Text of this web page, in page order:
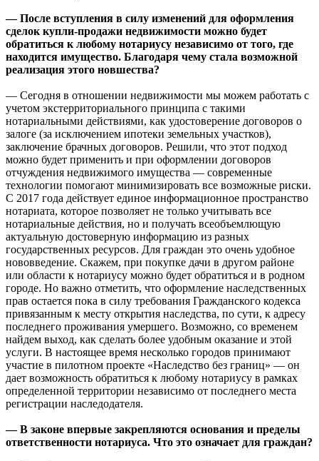
— После вступления в силу изменений для оформления
сделок купли-продажи недвижимости можно будет
обратиться к любому нотариусу независимо от того, где
находится имущество. Благодаря чему стала возможной
реализация этого новшества?
— Сегодня в отношении недвижимости мы можем работать с
учетом экстерриториального принципа с такими
нотариальными действиями, как удостоверение договоров о
залоге (за исключением ипотеки земельных участков),
заключение брачных договоров. Решили, что этот подход
можно будет применить и при оформлении договоров
отчуждения недвижимого имущества — современные
технологии помогают минимизировать все возможные риски.
С 2017 года действует единое информационное пространство
нотариата, которое позволяет не только учитывать все
нотариальные действия, но и получать всеобъемлющую
актуальную достоверную информацию из разных
государственных ресурсов. Для граждан это очень удобное
нововведение. Скажем, при покупке дачи в другом районе
или области к нотариусу можно будет обратиться и в родном
городе. Но важно отметить, что оформление наследственных
прав остается пока в силу требования Гражданского кодекса
привязанным к месту открытия наследства, по сути, к адресу
последнего проживания умершего. Возможно, со временем
найдем выход, как сделать более удобным оказание и этой
услуги. В настоящее время несколько городов принимают
участие в пилотном проекте «Наследство без границ» — он
дает возможность обратиться к любому нотариусу в рамках
определенной территории независимо от последнего места
регистрации наследодателя.
— В законе впервые закрепляются основания и пределы
ответственности нотариуса. Что это означает для граждан?